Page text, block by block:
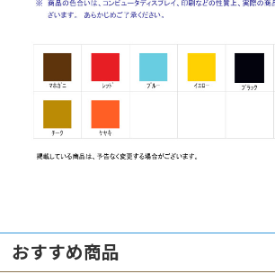
おすすめ商品